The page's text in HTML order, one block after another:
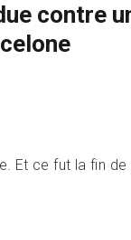
contre
Et ce fut la fin de